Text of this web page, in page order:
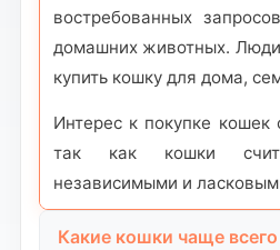
востребованных
домашних животных.
купить кошку для дома,
Интерес к покупке кошек
так как кошки
независимыми и
Какие кошки чаще всего